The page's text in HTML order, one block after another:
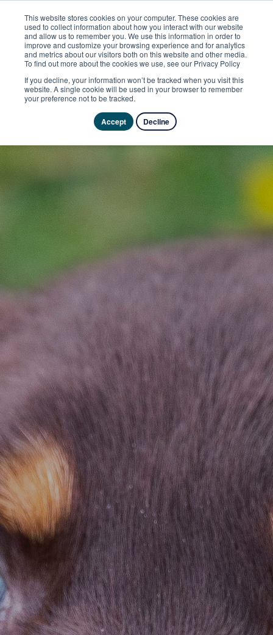
This website stores cookies on your computer. These cookies are
used to collect information about how you interact with our website
and allow us to remember you. We use this information in order to
improve and customize your browsing experience and for analytics
and metrics about our visitors both on this website and other media.
To find out more about the cookies we use, see our Privacy Policy
If you decline, your information won’t be tracked when you visit this
website. A single cookie will be used in your browser to remember
your preference not to be tracked.
Accept Decline